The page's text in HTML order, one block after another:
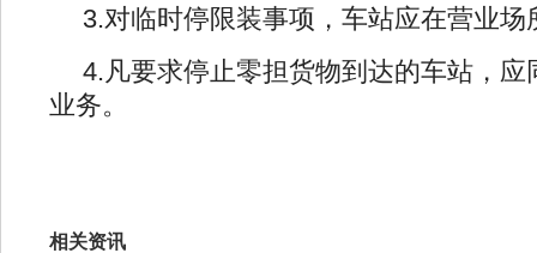
3.对临时停限装事项，车站应在营业场
4.凡要求停止零担货物到达的车站，
业务。
相关资讯